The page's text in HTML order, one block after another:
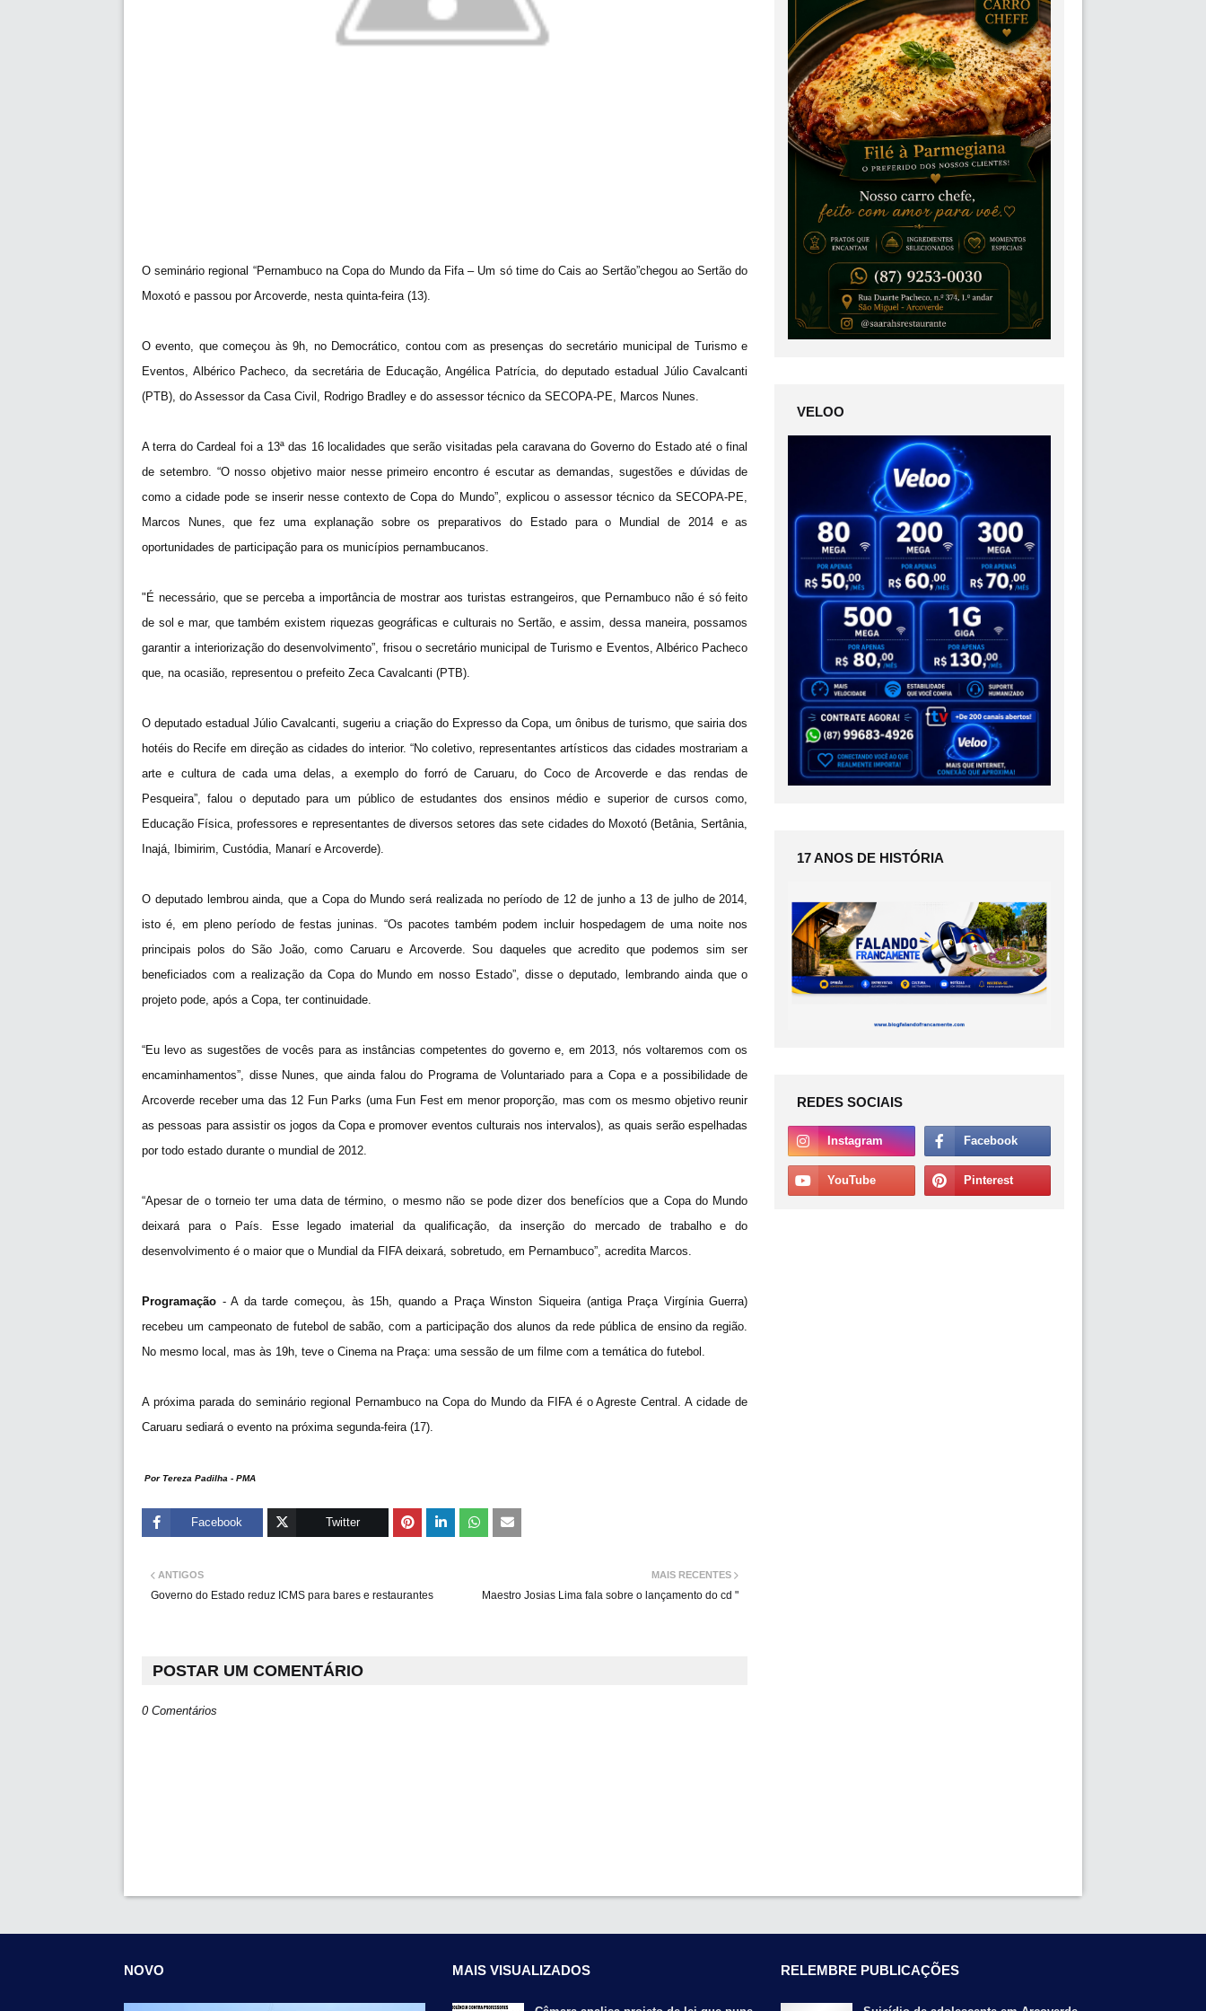
O seminário regional “Pernambuco na Copa do Mundo da Fifa – Um só time do Cais ao Sertão”chegou ao Sertão do
Moxotó e passou por Arcoverde, nesta quinta-feira (13).
O evento, que começou às 9h, no Democrático, contou com as presenças do secretário municipal de Turismo e
Eventos, Albérico Pacheco, da secretária de Educação, Angélica Patrícia, do deputado estadual Júlio Cavalcanti
(PTB), do Assessor da Casa Civil, Rodrigo Bradley e do assessor técnico da SECOPA-PE, Marcos Nunes.
A terra do Cardeal foi a 13ª das 16 localidades que serão visitadas pela caravana do Governo do Estado até o final
de setembro. “O nosso objetivo maior nesse primeiro encontro é escutar as demandas, sugestões e dúvidas de
como a cidade pode se inserir nesse contexto de Copa do Mundo”, explicou o assessor técnico da SECOPA-PE,
Marcos Nunes, que fez uma explanação sobre os preparativos do Estado para o Mundial de 2014 e as
oportunidades de participação para os municípios pernambucanos.
"É necessário, que se perceba a importância de mostrar aos turistas estrangeiros, que Pernambuco não é só feito
de sol e mar, que também existem riquezas geográficas e culturais no Sertão, e assim, dessa maneira, possamos
garantir a interiorização do desenvolvimento”, frisou o secretário municipal de Turismo e Eventos, Albérico Pacheco
que, na ocasião, representou o prefeito Zeca Cavalcanti (PTB).
O deputado estadual Júlio Cavalcanti, sugeriu a criação do Expresso da Copa, um ônibus de turismo, que sairia dos
hotéis do Recife em direção as cidades do interior. “No coletivo, representantes artísticos das cidades mostrariam a
arte e cultura de cada uma delas, a exemplo do forró de Caruaru, do Coco de Arcoverde e das rendas de
Pesqueira”, falou o deputado para um público de estudantes dos ensinos médio e superior de cursos como,
Educação Física, professores e representantes de diversos setores das sete cidades do Moxotó (Betânia, Sertânia,
Inajá, Ibimirim, Custódia, Manarí e Arcoverde).
O deputado lembrou ainda, que a Copa do Mundo será realizada no período de 12 de junho a 13 de julho de 2014,
isto é, em pleno período de festas juninas. “Os pacotes também podem incluir hospedagem de uma noite nos
principais polos do São João, como Caruaru e Arcoverde. Sou daqueles que acredito que podemos sim ser
beneficiados com a realização da Copa do Mundo em nosso Estado”, disse o deputado, lembrando ainda que o
projeto pode, após a Copa, ter continuidade.
“Eu levo as sugestões de vocês para as instâncias competentes do governo e, em 2013, nós voltaremos com os
encaminhamentos”, disse Nunes, que ainda falou do Programa de Voluntariado para a Copa e a possibilidade de
Arcoverde receber uma das 12 Fun Parks (uma Fun Fest em menor proporção, mas com os mesmo objetivo reunir
as pessoas para assistir os jogos da Copa e promover eventos culturais nos intervalos), as quais serão espelhadas
por todo estado durante o mundial de 2012.
“Apesar de o torneio ter uma data de término, o mesmo não se pode dizer dos benefícios que a Copa do Mundo
deixará para o País. Esse legado imaterial da qualificação, da inserção do mercado de trabalho e do
desenvolvimento é o maior que o Mundial da FIFA deixará, sobretudo, em Pernambuco”, acredita Marcos.
Programação - A da tarde começou, às 15h, quando a Praça Winston Siqueira (antiga Praça Virgínia Guerra)
recebeu um campeonato de futebol de sabão, com a participação dos alunos da rede pública de ensino da região.
No mesmo local, mas às 19h, teve o Cinema na Praça: uma sessão de um filme com a temática do futebol.
A próxima parada do seminário regional Pernambuco na Copa do Mundo da FIFA é o Agreste Central. A cidade de
Caruaru sediará o evento na próxima segunda-feira (17).
Por Tereza Padilha - PMA
Facebook Twitter
MAIS RECENTES
Maestro Josias Lima fala sobre o lançamento do cd "
ANTIGOS
Governo do Estado reduz ICMS para bares e restaurantes
POSTAR UM COMENTÁRIO
0 Comentários
VELOO
17 ANOS DE HISTÓRIA
REDES SOCIAIS
NOVO MAIS VISUALIZADOS RELEMBRE PUBLICAÇÕES